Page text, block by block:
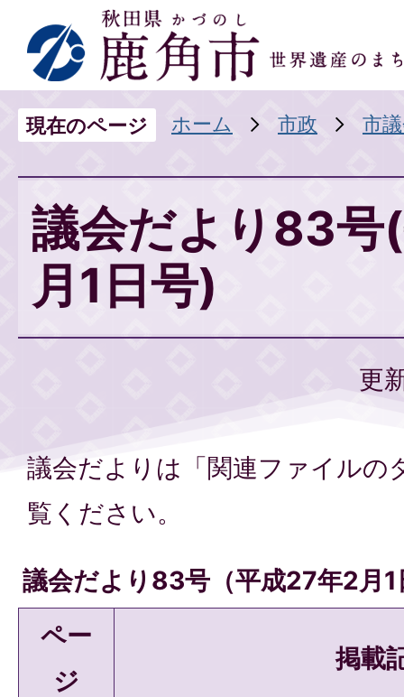
現在のページ ホーム 市政 市
議会だより83号
月1日号)
更
議会だよりは「関連ファイルの
覧ください。
議会だより83号（平成27年2月1
ペー
ジ
掲載